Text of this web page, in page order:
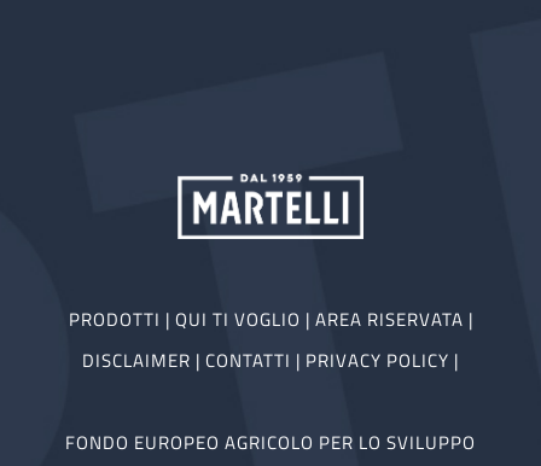
PRODOTTI | QUI TI VOGLIO | AREA RISERVATA |
DISCLAIMER | CONTATTI | PRIVACY POLICY |
FONDO EUROPEO AGRICOLO PER LO SVILUPPO